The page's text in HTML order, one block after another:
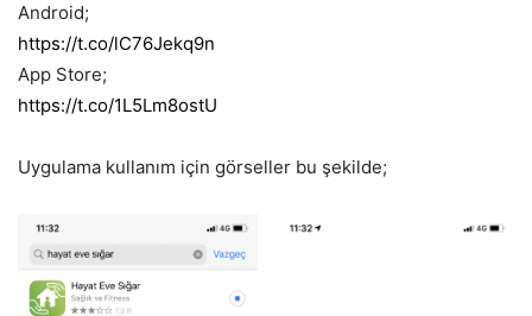
Android;
https://t.co/lC76Jekq9n
App Store;
https://t.co/1L5Lm8ostU
Uygulama kullanım için görseller bu şekilde;